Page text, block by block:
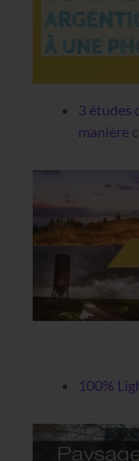
3 études
manière
100%